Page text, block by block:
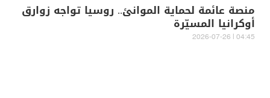
منصة عائمة لحماية الموانئ.. روسيا تواجه زوارق
أوكرانيا المسيّرة
04:45 | 2026-07-26